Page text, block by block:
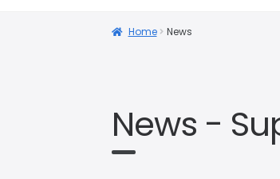
Home News
News -